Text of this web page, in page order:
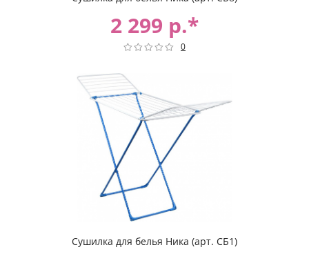
2 299 р.*
0
Сушилка для белья Ника (арт. СБ1)